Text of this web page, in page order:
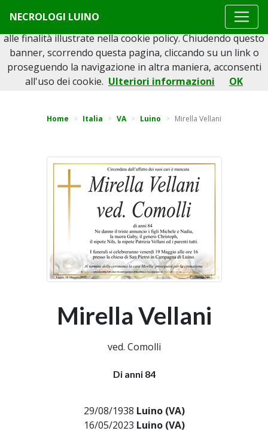
NECROLOGI LUINO
Torna indietro
Home Italia VA Luino Mirella Vellani
Mirella Vellani
ved. Comolli
Di anni 84
29/08/1938 Luino (VA)
16/05/2023 Luino (VA)
Questo sito o gli strumenti terzi da questo utilizzati si
avvalgono di cookie necessari al funzionamento ed utili
alle finalità illustrate nella cookie policy. Chiudendo questo
banner, scorrendo questa pagina, cliccando su un link o
proseguendo la navigazione in altra maniera, acconsenti
all'uso dei cookie. Ulteriori informazioni OK